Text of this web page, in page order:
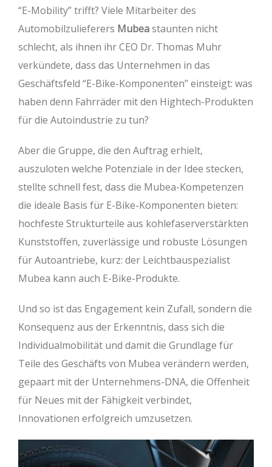
“E-Mobility” trifft? Viele Mitarbeiter des
Automobilzulieferers Mubeastaunten nicht
schlecht, als ihnen ihr CEO Dr. Thomas Muhr
verkündete, dass das Unternehmen in das
Geschäftsfeld “E-Bike-Komponenten” einsteigt: was
haben denn Fahrräder mit den Hightech-Produkten
für die Autoindustrie zu tun?
Aber die Gruppe, die den Auftrag erhielt,
auszuloten welche Potenziale in der Idee stecken,
stellte schnell fest, dass die Mubea-Kompetenzen
die ideale Basis für E-Bike-Komponenten bieten:
hochfeste Strukturteile aus kohlefaserverstärkten
Kunststoffen, zuverlässige und robuste Lösungen
für Autoantriebe, kurz: der Leichtbauspezialist
Mubea kann auch E-Bike-Produkte.
Und so ist das Engagement kein Zufall, sondern die
Konsequenz aus der Erkenntnis, dass sich die
Individualmobilität und damit die Grundlage für
Teile des Geschäfts von Mubea verändern werden,
gepaart mit der Unternehmens-DNA, die Offenheit
für Neues mit der Fähigkeit verbindet,
Innovationen erfolgreich umzusetzen.